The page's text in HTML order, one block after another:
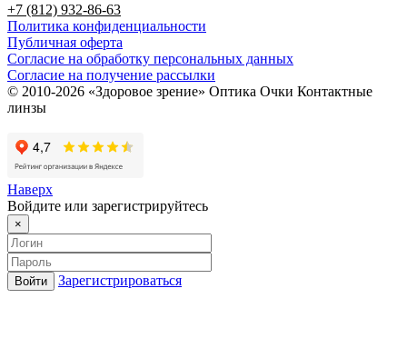
+7 (812) 932-86-63
Политика конфиденциальности
Публичная оферта
Согласие на обработку персональных данных
Согласие на получение рассылки
© 2010-2026 «Здоровое зрение» Оптика Очки Контактные
линзы
Наверх
Войдите или зарегистрируйтесь
×
Зарегистрироваться